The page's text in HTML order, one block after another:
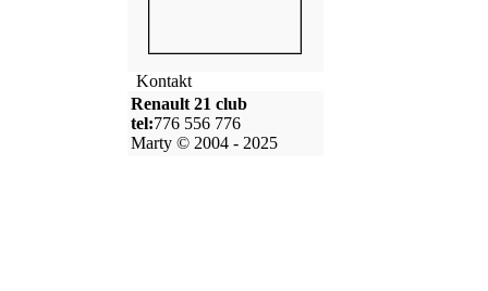
Kontakt
Renault 21 club
tel:776 556 776
Marty © 2004 - 2025